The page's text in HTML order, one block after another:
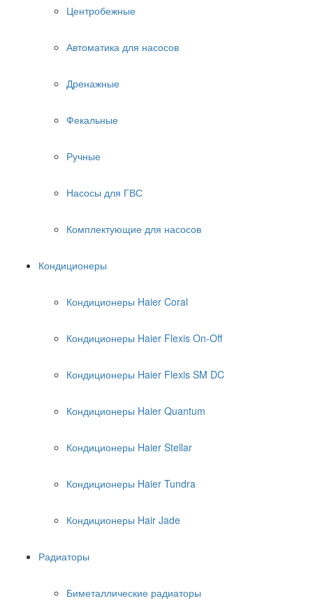
Центробежные
Автоматика для насосов
Дренажные
Фекальные
Ручные
Насосы для ГВС
Комплектующие для насосов
Кондиционеры
Кондиционеры Haier Coral
Кондиционеры Haier Flexis On-Off
Кондиционеры Haier Flexis SM DC
Кондиционеры Haier Quantum
Кондиционеры Haier Stellar
Кондиционеры Haier Tundra
Кондиционеры Hair Jade
Радиаторы
Биметаллические радиаторы